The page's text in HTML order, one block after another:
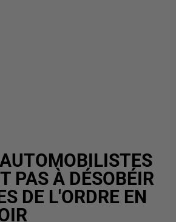
PAS À DÉSOBÉIR
DE L'ORDRE EN